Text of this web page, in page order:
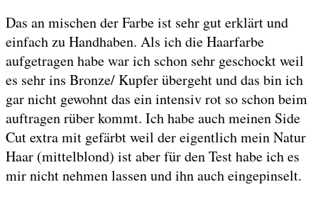
Das an mischen der Farbe ist sehr gut erklärt und
einfach zu Handhaben. Als ich die Haarfarbe
aufgetragen habe war ich schon sehr geschockt weil
es sehr ins Bronze/ Kupfer übergeht und das bin ich
gar nicht gewohnt das ein intensiv rot so schon beim
auftragen rüber kommt. Ich habe auch meinen Side
Cut extra mit gefärbt weil der eigentlich mein Natur
Haar (mittelblond) ist aber für den Test habe ich es
mir nicht nehmen lassen und ihn auch eingepinselt.